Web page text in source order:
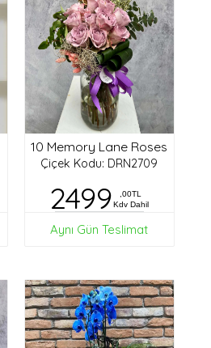
10 Memory Lane Roses
Çiçek Kodu: DRN2709
2499
,00TL
Kdv Dahil
Aynı Gün Teslimat